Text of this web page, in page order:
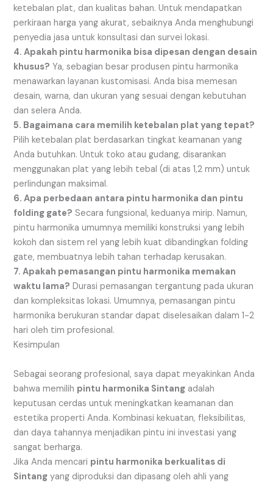
ketebalan plat, dan kualitas bahan. Untuk mendapatkan
perkiraan harga yang akurat, sebaiknya Anda menghubungi
penyedia jasa untuk konsultasi dan survei lokasi.
4. Apakah pintu harmonika bisa dipesan dengan desain
khusus? Ya, sebagian besar produsen pintu harmonika
menawarkan layanan kustomisasi. Anda bisa memesan
desain, warna, dan ukuran yang sesuai dengan kebutuhan
dan selera Anda.
5. Bagaimana cara memilih ketebalan plat yang tepat?
Pilih ketebalan plat berdasarkan tingkat keamanan yang
Anda butuhkan. Untuk toko atau gudang, disarankan
menggunakan plat yang lebih tebal (di atas 1,2 mm) untuk
perlindungan maksimal.
6. Apa perbedaan antara pintu harmonika dan pintu
folding gate? Secara fungsional, keduanya mirip. Namun,
pintu harmonika umumnya memiliki konstruksi yang lebih
kokoh dan sistem rel yang lebih kuat dibandingkan folding
gate, membuatnya lebih tahan terhadap kerusakan.
7. Apakah pemasangan pintu harmonika memakan
waktu lama? Durasi pemasangan tergantung pada ukuran
dan kompleksitas lokasi. Umumnya, pemasangan pintu
harmonika berukuran standar dapat diselesaikan dalam 1-2
hari oleh tim profesional.
Kesimpulan
Sebagai seorang profesional, saya dapat meyakinkan Anda
bahwa memilih pintu harmonika Sintang adalah
keputusan cerdas untuk meningkatkan keamanan dan
estetika properti Anda. Kombinasi kekuatan, fleksibilitas,
dan daya tahannya menjadikan pintu ini investasi yang
sangat berharga.
Jika Anda mencari pintu harmonika berkualitas di
Sintang yang diproduksi dan dipasang oleh ahli yang